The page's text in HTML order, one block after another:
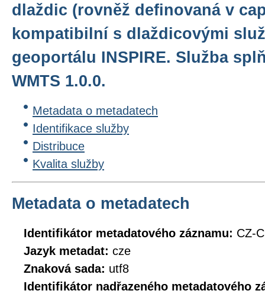
dlaždic (rovněž definovaná v
kompatibilní s dlaždicovými
geoportálu INSPIRE. Služba
WMTS 1.0.0.
Metadata o metadatech
Identifikace služby
Distribuce
Kvalita služby
Metadata o metadatech
Identifikátor metadatového záznamu: CZ-
Jazyk metadat: cze
Znaková sada: utf8
Identifikátor nadřazeného metadatového